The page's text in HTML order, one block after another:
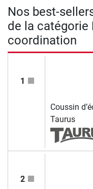
Nos best-
de la catégorie
coordination
1
Coussin
Taurus
2